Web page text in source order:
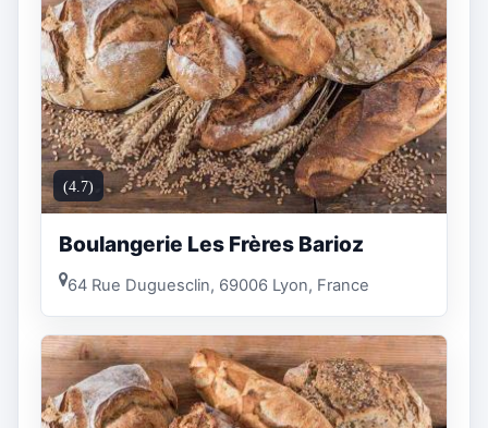
(4.7)
Boulangerie Les Frères Barioz
64 Rue Duguesclin, 69006 Lyon, France